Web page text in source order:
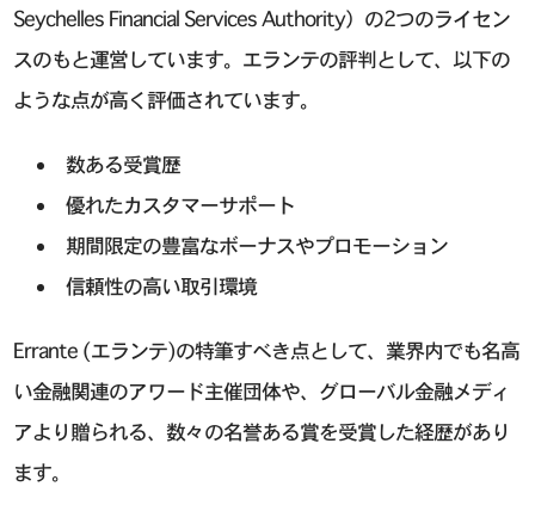
Seychelles Financial Services Authority）の2つのライセン
スのもと運営しています。エランテの評判として、以下の
ような点が高く評価されています。
数ある受賞歴
優れたカスタマーサポート
期間限定の豊富なボーナスやプロモーション
信頼性の高い取引環境
Errante (エランテ)の特筆すべき点として、業界内でも名高
い金融関連のアワード主催団体や、グローバル金融メディ
アより贈られる、数々の名誉ある賞を受賞した経歴があり
ます。